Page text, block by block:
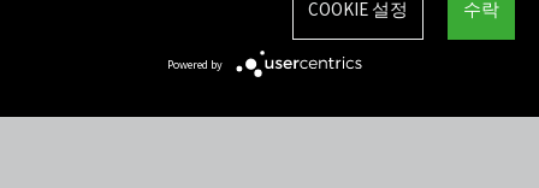
수락
COOKIE 설정
Powered by